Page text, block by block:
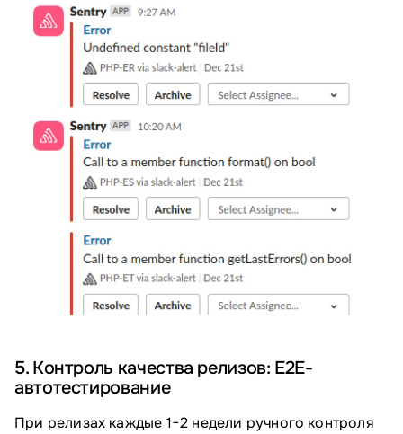
5. Контроль качества релизов: E2E-
автотестирование
При релизах каждые 1−2 недели ручного контроля